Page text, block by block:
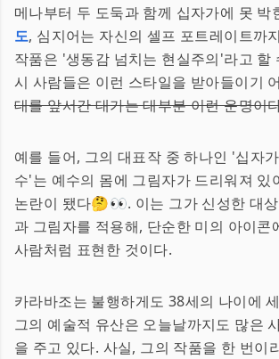
메나부터 두 도둑과 함께 십자가에 못 박
도, 심지어는 자신의 셀프 포트레이트까
작품은 '생동감 넘치는 현실주의'라고 할
시 사람들은 이런 스타일을 받아들이기
대를 앞서간 대가는 대부분 이런 운명이
예를 들어, 그의 대표작 중 하나인 '십자
수'는 예수의 몸에 그림자가 드리워져 있
논란이 됐다🤔👀. 이는 그가 신성한 대
과 그림자를 적용해, 단순한 미의 아이콘
사람처럼 표현한 것이다.
카라바조는 불행하게도 38세의 나이에
그의 예술적 유산은 오늘날까지도 많은
을 주고 있다. 사실, 그의 작품을 한 번이